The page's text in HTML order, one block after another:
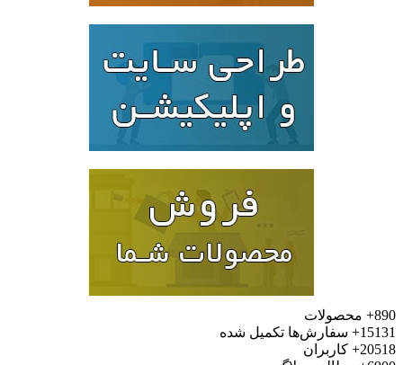
محصولات
سفارش‌ها تکمیل شده
کاربران